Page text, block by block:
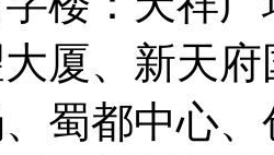
厦、新天
蜀都中心